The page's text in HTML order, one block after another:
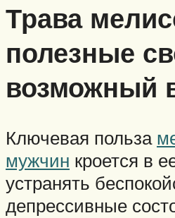
Трава
полезные
возможный
Ключевая польза
мужчин кроется в
устранять
депрессивные